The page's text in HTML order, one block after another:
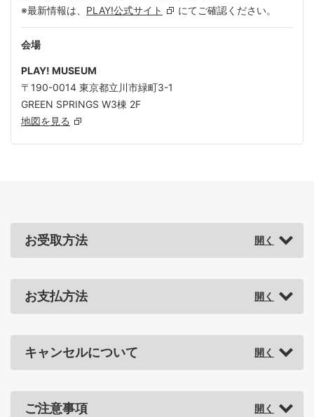
※最新情報は、 PLAY!公式サイト にてご確認ください。
会場
PLAY! MUSEUM
〒190-0014 東京都立川市緑町3-1
GREEN SPRINGS W3棟 2F
地図を見る
お受取方法
お支払方法
キャンセルについて
ご注意事項